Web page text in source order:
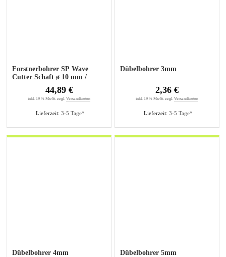
Forstnerbohrer SP Wave
Cutter Schaft ø 10 mm /
Bohrer ø 35 mm
Lieferzeit: 3-5 Tage*
44,89 €
inkl. 19 % MwSt. zzgl. Versandkosten
Dübelbohrer 3mm
Lieferzeit: 3-5 Tage*
2,36 €
inkl. 19 % MwSt. zzgl. Versandkosten
Dübelbohrer 4mm Dübelbohrer 5mm